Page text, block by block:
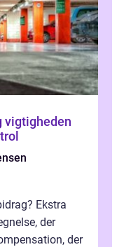
vigtigheden
Ekstra
der
der